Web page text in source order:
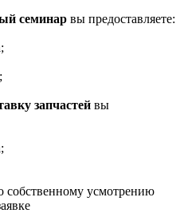
семинар вы предоставляете:
запчастей вы
собственному усмотрению